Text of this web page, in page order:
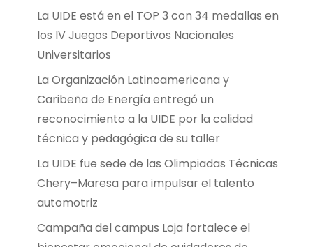
La UIDE está en el TOP 3 con 34 medallas en
los IV Juegos Deportivos Nacionales
Universitarios
La Organización Latinoamericana y
Caribeña de Energía entregó un
reconocimiento a la UIDE por la calidad
técnica y pedagógica de su taller
La UIDE fue sede de las Olimpiadas Técnicas
Chery–Maresa para impulsar el talento
automotriz
Campaña del campus Loja fortalece el